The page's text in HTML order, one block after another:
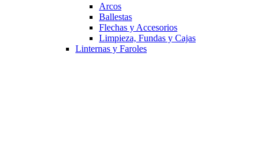
Arcos
Ballestas
Flechas y Accesorios
Limpieza, Fundas y Cajas
Linternas y Faroles